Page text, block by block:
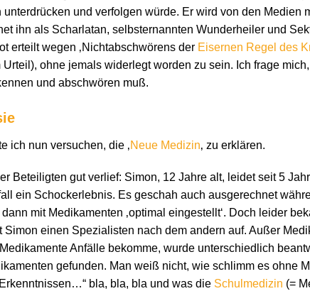
und verfolgen würde. Er wird von den Medien
ihn als Scharlatan, selbsternannten Wunderheiler und
erteilt wegen ‚Nichtabschwörens der Eisernen Regel des
Urteil), ohne jemals widerlegt worden zu sein. Ich frage
und abschwören muß.
ich nun versuchen, die ‚Neue Medizin‚ zu erklären.
Beteiligten gut verlief: Simon, 12 Jahre alt, leidet seit 5
ein Schockerlebnis. Es geschah auch ausgerechnet
mit Medikamenten ‚optimal eingestellt‘. Doch leider
einen Spezialisten nach dem andern auf. Außer
Anfälle bekomme, wurde unterschiedlich
gefunden. Man weiß nicht, wie schlimm es ohne
bla, bla, bla und was die Schulmedizin (=